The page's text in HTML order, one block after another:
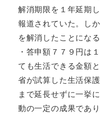
解消期限を１年延期
報道されていた。し
を解消したことになる
・答申額７７９円は
ても生活できる金額
省が試算した生活保
まで延長せずに一挙
動の一定の成果であ